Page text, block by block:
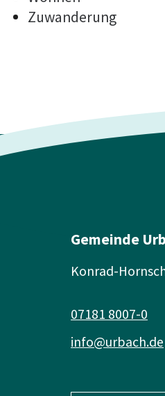
Zuwanderung
Gemeinde
Konrad-
info@urbach.de
07181 8007-0